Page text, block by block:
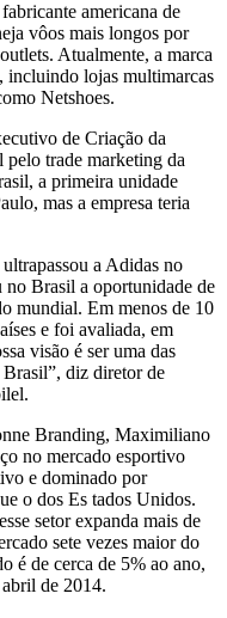
americana de
vôos mais longos por
Atualmente, a marca
incluindo lojas multimarcas
Netshoes.
de Criação da
pelo trade marketing da
a primeira unidade
mas a empresa teria
a Adidas no
no Brasil a oportunidade de
mundial. Em menos de 10
e foi avaliada, em
visão é ser uma das
diz diretor de
Branding, Maximiliano
no mercado esportivo
e dominado por
o dos Es tados Unidos.
setor expanda mais de
sete vezes maior do
é de cerca de 5% ao ano,
de 2014.